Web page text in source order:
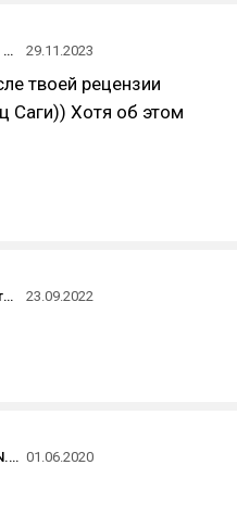
Alan Wake 2. Путь длиной в 13 лет, лучшая игра года и магнум опус Remedy. Мой главный лонг и любовное письмо их играм
29.11.2023
твоей рецензии
Саги)) Хотя об этом
Владельцы форума, на котором произошла утечка GTA VI, провели своё расследование — они считают, что ответственных двое
23.09.2022
Стриминговый сервис GFN.RU продлил бесплатный период до 31 августа 01.06.2020